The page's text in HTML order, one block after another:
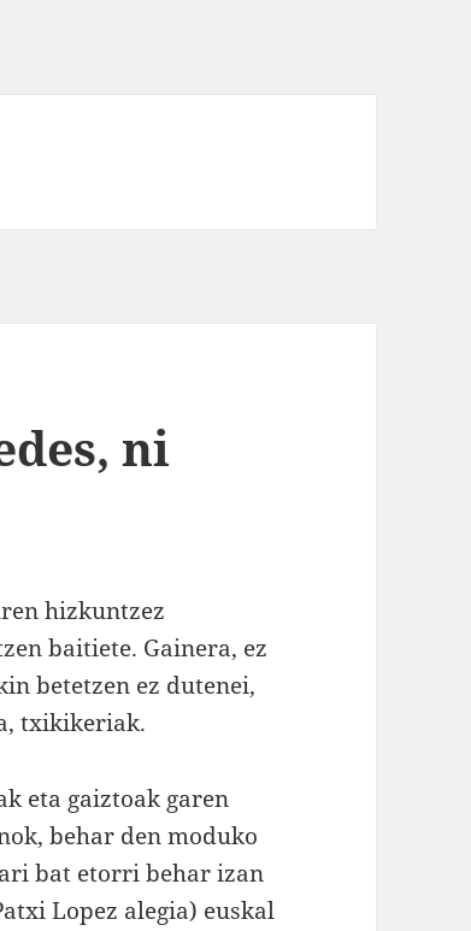
ni
hizkuntzez
baitiete. Gainera, ez
betetzen ez dutenei,
txikikeriak.
eta gaiztoak garen
behar den moduko
bat etorri behar izan
Lopez alegia) euskal